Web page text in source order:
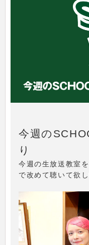
今週の
り
今週の生放送教室
で改めて聴いて欲